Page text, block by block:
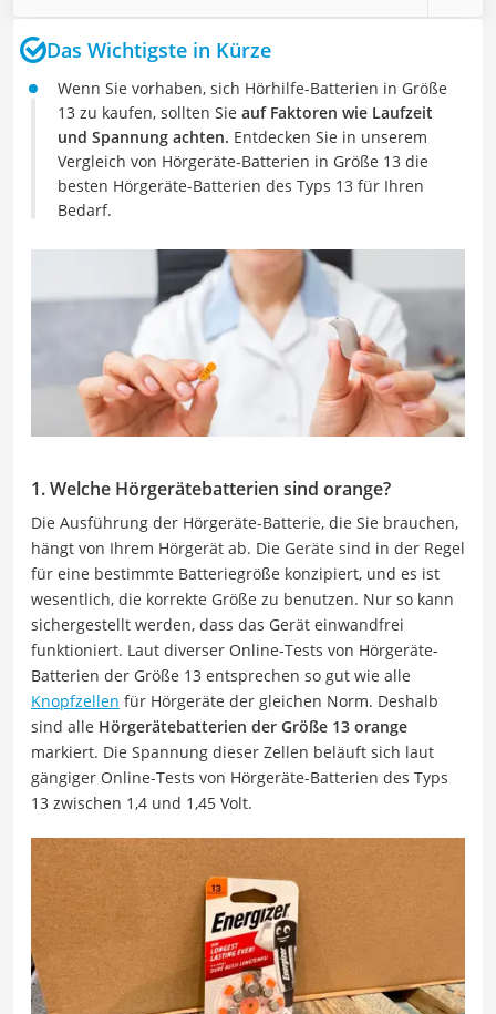
Das Wichtigste in Kürze
Wenn Sie vorhaben, sich Hörhilfe-Batterien in Größe
13 zu kaufen, sollten Sie auf Faktoren wie Laufzeit
und Spannung achten. Entdecken Sie in unserem
Vergleich von Hörgeräte-Batterien in Größe 13 die
besten Hörgeräte-Batterien des Typs 13 für Ihren
Bedarf.
1. Welche Hörgerätebatterien sind orange?
Die Ausführung der Hörgeräte-Batterie, die Sie brauchen,
hängt von Ihrem Hörgerät ab. Die Geräte sind in der Regel
für eine bestimmte Batteriegröße konzipiert, und es ist
wesentlich, die korrekte Größe zu benutzen. Nur so kann
sichergestellt werden, dass das Gerät einwandfrei
funktioniert. Laut diverser Online-Tests von Hörgeräte-
Batterien der Größe 13 entsprechen so gut wie alle
Knopfzellen für Hörgeräte der gleichen Norm. Deshalb
sind alle Hörgerätebatterien der Größe 13 orange
markiert. Die Spannung dieser Zellen beläuft sich laut
gängiger Online-Tests von Hörgeräte-Batterien des Typs
13 zwischen 1,4 und 1,45 Volt.